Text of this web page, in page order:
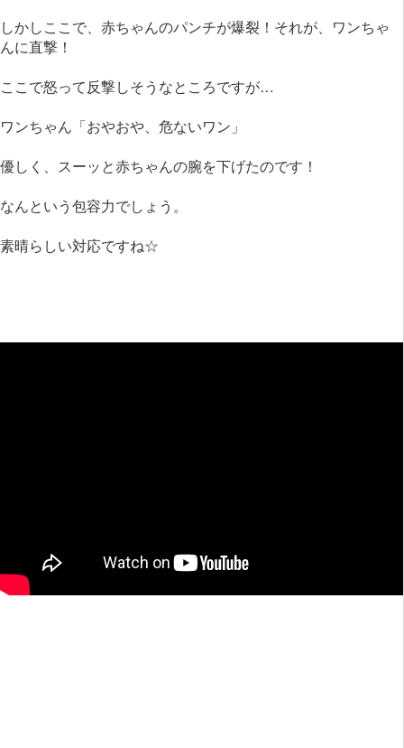
しかしここで、赤ちゃんのパンチが爆裂！それが、ワンちゃ
んに直撃！
ここで怒って反撃しそうなところですが…
ワンちゃん「おやおや、危ないワン」
優しく、スーッと赤ちゃんの腕を下げたのです！
なんという包容力でしょう。
素晴らしい対応ですね☆